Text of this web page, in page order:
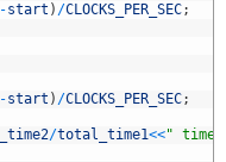
-start ) /CLOCKS_PER_SEC;
-start ) /CLOCKS_PER_SEC;
/total_time1<<"